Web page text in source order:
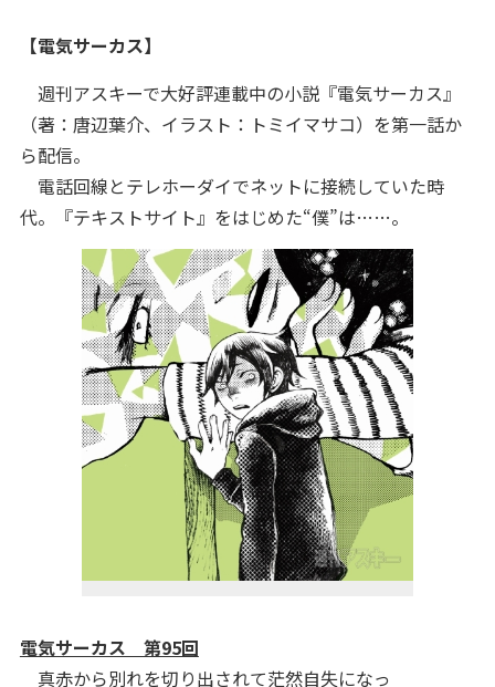
【電気サーカス】
週刊アスキーで大好評連載中の小説『電気サーカス』
（著：唐辺葉介、イラスト：トミイマサコ）を第一話か
ら配信。
電話回線とテレホーダイでネットに接続していた時
代。『テキストサイト』をはじめた“僕”は……。
電気サーカス 第95回
真赤から別れを切り出されて茫然自失になっ